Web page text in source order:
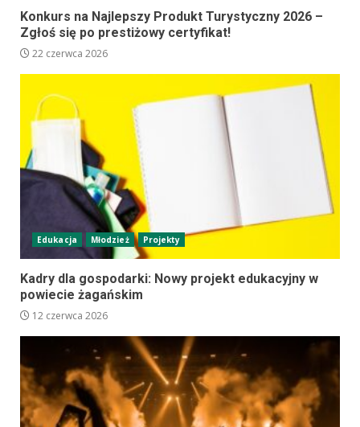
Konkurs na Najlepszy Produkt Turystyczny 2026 –
Zgłoś się po prestiżowy certyfikat!
22 czerwca 2026
Edukacja Młodzież Projekty
Kadry dla gospodarki: Nowy projekt edukacyjny w
powiecie żagańskim
12 czerwca 2026